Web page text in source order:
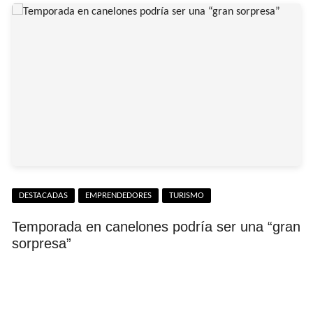
DESTACADAS EMPRENDEDORES TURISMO
Temporada en canelones podría ser una “gran
sorpresa”